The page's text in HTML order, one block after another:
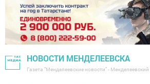
НОВОСТИ МЕНДЕЛЕЕВСКА
Газета "Менделеевские новости" -